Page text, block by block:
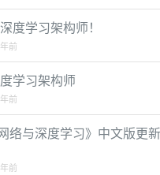
学习架构师！
前
学习架构师
前
络与深度学习》中文版更
前